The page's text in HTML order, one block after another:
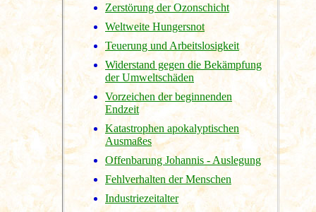
Zerstörung der Ozonschicht
Weltweite Hungersnot
Teuerung und Arbeitslosigkeit
Widerstand gegen die Bekämpfung
der Umweltschäden
Vorzeichen der beginnenden
Endzeit
Katastrophen apokalyptischen
Ausmaßes
Offenbarung Johannis - Auslegung
Fehlverhalten der Menschen
Industriezeitalter